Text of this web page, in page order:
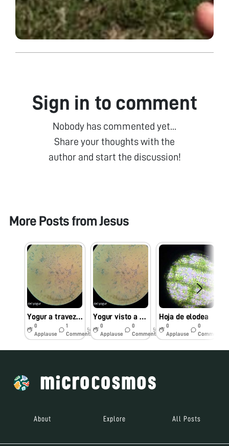
Sign in to comment
Nobody has commented yet...
Share your thoughts with the
author and start the discussion!
More Posts fromJesus
Yogur a travez del foldscope
0
Applause
1
Comments
5y
Yogur visto a travez del foldscope
0
Applause
0
Comments
5y
Hoja de elodea
0
Applause
0
Comments
About Explore All Posts